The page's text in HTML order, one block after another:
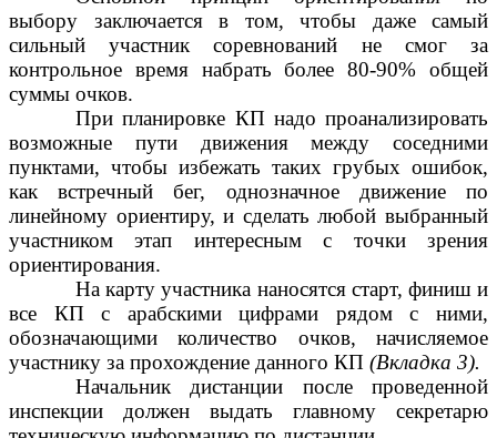
выбору заключается в том, чтобы даже самый
сильный участник соревнований не смог за
контрольное время набрать более 80-90% общей
суммы очков.
При планировке КП надо проанализировать
возможные пути движения между соседними
пунктами, чтобы избежать таких грубых ошибок,
как встречный бег, однозначное движение по
линейному ориентиру, и сделать любой выбранный
участником этап интересным с точки зрения
ориентирования.
На карту участника наносятся старт, финиш и
все КП с арабскими цифрами рядом с ними,
обозначающими количество очков, начисляемое
участнику за прохождение данного КП (Вкладка 3).
Начальник дистанции после проведенной
инспекции должен выдать главному секретарю